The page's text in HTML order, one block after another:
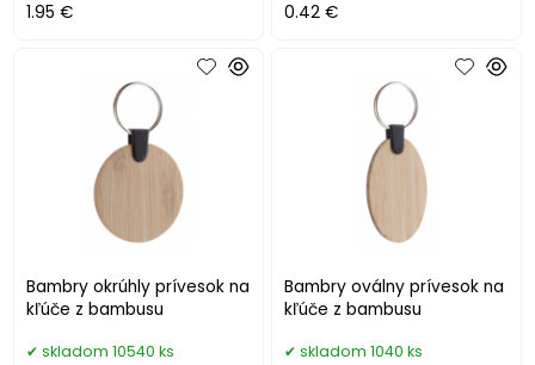
1.95 € 0.42 €
Bambry okrúhly prívesok na
kľúče z bambusu
skladom 10540 ks
Bambry oválny prívesok na
kľúče z bambusu
skladom 1040 ks